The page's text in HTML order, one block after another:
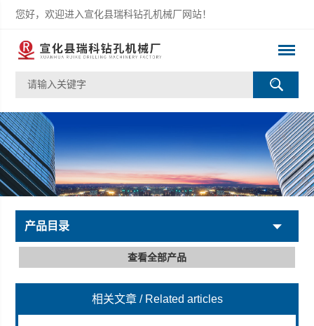
您好，欢迎进入宣化县瑞科钻孔机械厂网站！
产品目录
查看全部产品
相关文章 / Related articles